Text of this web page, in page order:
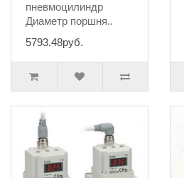
пневмоцилиндр
Диаметр поршня..
5793.48руб.